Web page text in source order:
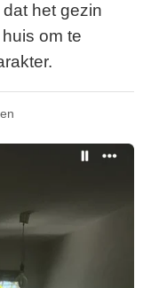
het gezin
om te